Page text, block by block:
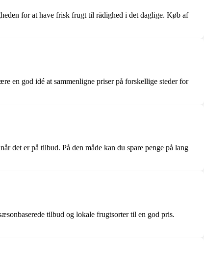
for at have frisk frugt til rådighed i det daglige. Køb af
en god idé at sammenligne priser på forskellige steder for
det er på tilbud. På den måde kan du spare penge på lang
tilbud og lokale frugtsorter til en god pris.